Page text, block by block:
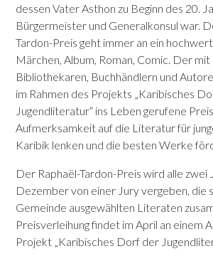
dessen Vater Asthon zu Beginn des 20.
Bürgermeister und Generalkonsul war.
Tardon-Preis geht immer an ein
Märchen, Album, Roman, Comic. Der
Bibliothekaren, Buchhändlern und
im Rahmen des Projekts „Karibisches
Jugendliteratur“ ins Leben gerufene
Aufmerksamkeit auf die Literatur für
Karibik lenken und die besten Werke
Der Raphaël-Tardon-Preis wird alle zwei
Dezember von einer Jury vergeben, die
Gemeinde ausgewählten Literaten
Preisverleihung findet im April an einem
Projekt „Karibisches Dorf der